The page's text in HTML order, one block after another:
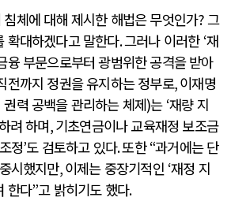
체에 대해 제시한 해법은 무엇인가?그
확대하겠다고 말한다.그러나 이러한 ‘재
융 부문으로부터 광범위한 공격을 받아
전까지 정권을 유지하는 정부로,이재명
력 공백을 관리하는 체제)는 ‘재량 지
려 하며,기초연금이나 교육재정 보조금
조정’도 검토하고 있다.또한“과거에는 단
시했지만,이제는 중장기적인 ‘재정 지
한다”고 밝히기도 했다.